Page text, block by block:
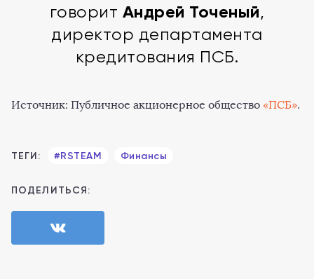
говорит Андрей Точеный,
директор департамента
кредитования ПСБ.
Источник: Публичное акционерное общество «ПСБ».
ТЕГИ: #RSTEAM Финансы
ПОДЕЛИТЬСЯ: